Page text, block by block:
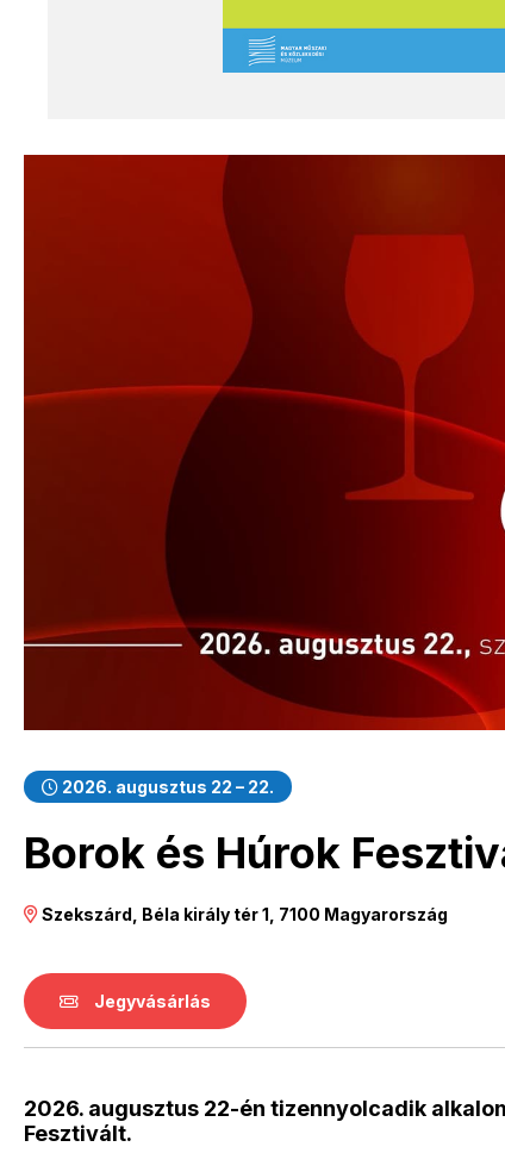
2026. augusztus 22 – 22.
Borok és Húrok
Szekszárd, Béla király tér 1, 7100 Magyarország
Jegyvásárlás
2026. augusztus 22-én tizennyolcadik
Fesztivált.